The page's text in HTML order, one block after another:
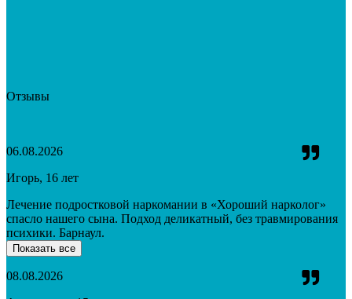
Отзывы
06.08.2026
Игорь, 16 лет
Лечение подростковой наркомании в «Хороший нарколог»
спасло нашего сына. Подход деликатный, без травмирования
психики. Барнаул.
Показать все
08.08.2026